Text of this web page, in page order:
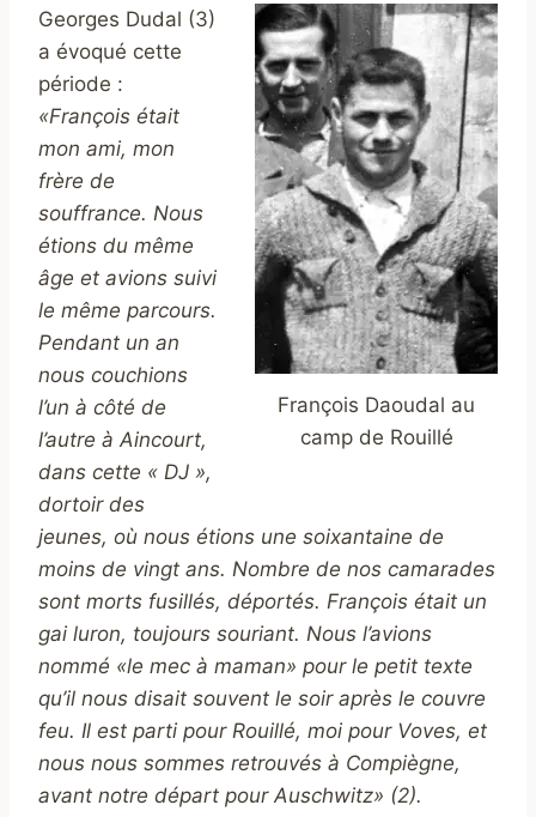
François Daoudal au
camp de Rouillé
Georges Dudal (3)
a évoqué cette
période :
«François était
mon ami, mon
frère de
souffrance. Nous
étions du même
âge et avions suivi
le même parcours.
Pendant un an
nous couchions
l’un à côté de
l’autre à Aincourt,
dans cette « DJ »,
dortoir des
jeunes, où nous étions une soixantaine de
moins de vingt ans. Nombre de nos camarades
sont morts fusillés, déportés. François était un
gai luron, toujours souriant. Nous l’avions
nommé «le mec à maman» pour le petit texte
qu’il nous disait souvent le soir après le couvre
feu. Il est parti pour Rouillé, moi pour Voves, et
nous nous sommes retrouvés à Compiègne,
avant notre départ pour Auschwitz» (2).